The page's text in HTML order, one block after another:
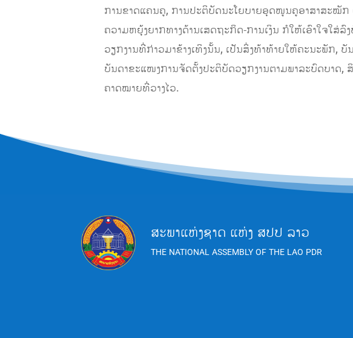
ການຂາດແຄນຄູ, ການປະຕິບັດນະໂຍບາຍອຸດໜູນຄູອາສາສະໝັ
ຄວາມຫຍຸ້ງຍາກທາງດ້ານເສດຖະກິດ-ການເງິນ ກໍໃຫ້ເອົາໃຈໃສ່
ວຽກງານທີ່ກ່າວມາຂ້າງເທິງນັ້ນ, ເປັນສິ່ງທ້າທ້າຍໃຫ້ຄະນະພັກ,
ບັນດາຂະແໜງການຈັດຕັ້ງປະຕິບັດວຽກງານຕາມພາລະບົດບາ
ຄາດໝາຍທີ່ວາງໄວ.
ສະພາແຫ່ງຊາດ ແຫ່ງ ສປປ ລາວ
THE NATIONAL ASSEMBLY OF THE LAO PDR